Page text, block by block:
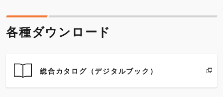
各種ダウンロード
総合カタログ（デジタルブック）